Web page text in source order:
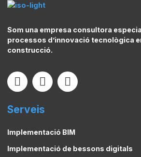
Som una empresa consultora
processos d’innovació tecnològica
construcció.
Serveis
Implementació BIM
Implementació de bessons digitals